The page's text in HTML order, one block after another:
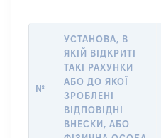
№
УСТАНОВА, В
ЯКІЙ ВІДКРИТІ
ТАКІ РАХУНКИ
АБО ДО ЯКОЇ
ЗРОБЛЕНІ
ВІДПОВІДНІ
ВНЕСКИ, АБО